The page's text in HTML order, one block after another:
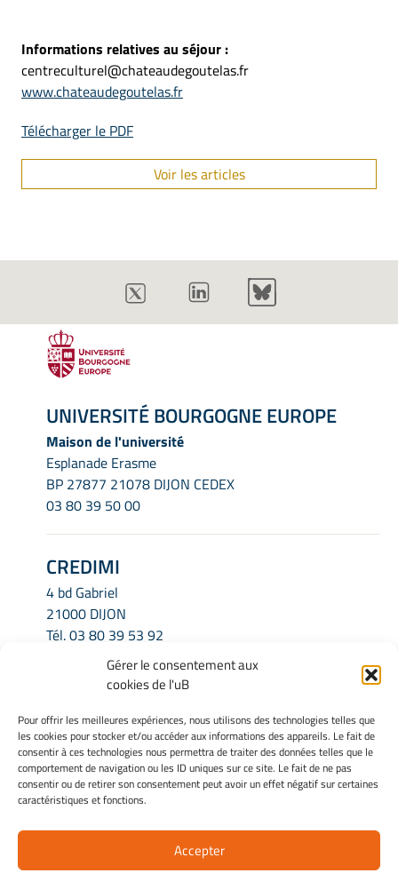
Gérer le consentement aux
cookies de l'uB
Pour offrir les meilleures expériences, nous utilisons des technologies telles que
les cookies pour stocker et/ou accéder aux informations des appareils. Le fait de
consentir à ces technologies nous permettra de traiter des données telles que le
comportement de navigation ou les ID uniques sur ce site. Le fait de ne pas
consentir ou de retirer son consentement peut avoir un effet négatif sur certaines
caractéristiques et fonctions.
Accepter
Informations relatives au séjour :
centreculturel@chateaudegoutelas.fr
www.chateaudegoutelas.fr
Télécharger le PDF
Voir les articles
UNIVERSITÉ BOURGOGNE EUROPE
Maison de l'université
Esplanade Erasme
BP 27877 21078 DIJON CEDEX
03 80 39 50 00
CREDIMI
4 bd Gabriel
21000 DIJON
Tél.03 80 39 53 92
credimi.secretariat@u-bourgogne.fr
INFORMATIONS LÉGALES
Mentions légales
Gérer mes cookies
Politique de cookies
Déclaration de confidentialité
Avertissement